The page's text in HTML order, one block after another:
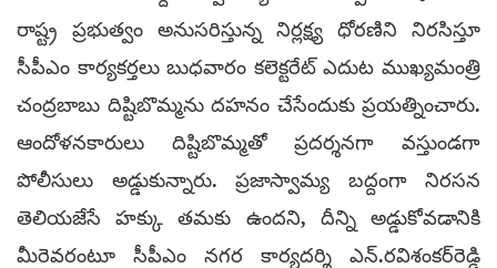
రాష్ట్ర ప్రభుత్వం అనుసరిస్తున్న నిర్లక్ష్య ధోరణిని నిరసిస్తూ
సీపీఎం కార్యకర్తలు బుధవారం కలెక్టరేట్ ఎదుట ముఖ్యమంత్రి
చంద్రబాబు దిష్టిబొమ్మను దహనం చేసేందుకు ప్రయత్నించారు.
ఆందోళనకారులు దిష్టిబొమ్మతో ప్రదర్శనగా వస్తుండగా
పోలీసులు అడ్డుకున్నారు. ప్రజాస్వామ్య బద్దంగా నిరసన
తెలియజేసే హక్కు తమకు ఉందని, దీన్ని అడ్డుకోవడానికి
మీరెవరంటూ సీపీఎం నగర కార్యదర్శి ఎన్.రవిశంకర్‌రెడ్డి